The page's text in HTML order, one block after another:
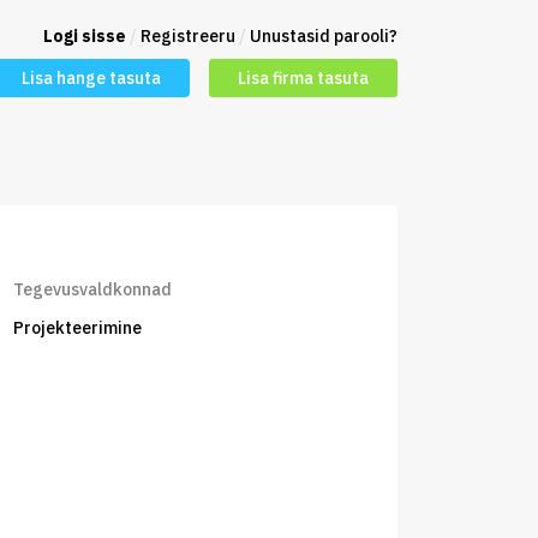
Logi sisse / Registreeru / Unustasid parooli?
Lisa hange tasuta
Lisa firma tasuta
Tegevusvaldkonnad
Projekteerimine